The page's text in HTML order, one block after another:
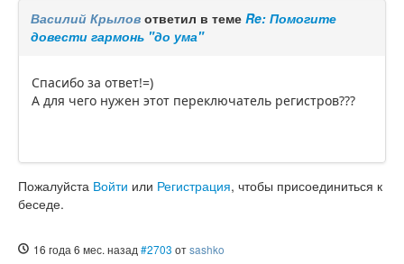
Василий Крылов ответил в теме Re: Помогите
довести гармонь "до ума"
Спасибо за ответ!=)
А для чего нужен этот переключатель регистров???
Пожалуйста Войти или Регистрация, чтобы присоединиться к
беседе.
16 года 6 мес. назад #2703 отsashko